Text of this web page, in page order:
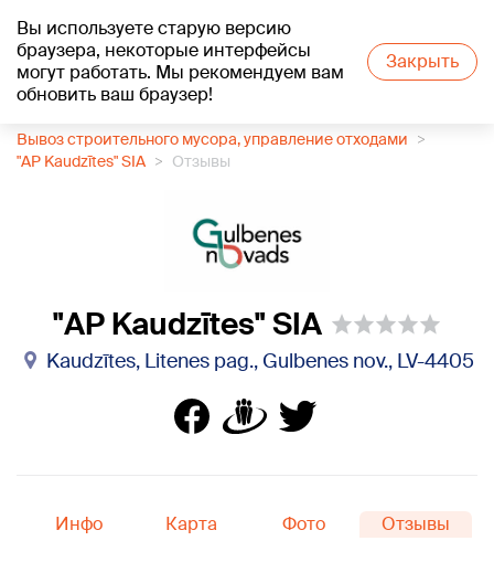
Вы используете старую версию
браузера, некоторые интерфейсы
могут работать. Мы рекомендуем вам
обновить ваш браузер!
Закрыть
+18°C
Вывоз строительного мусора, управление отходами
"AP Kaudzītes" SIA
Отзывы
"AP Kaudzītes" SIA
Kaudzītes, Litenes pag., Gulbenes nov., LV-4405
Инфо Карта Фото Отзывы